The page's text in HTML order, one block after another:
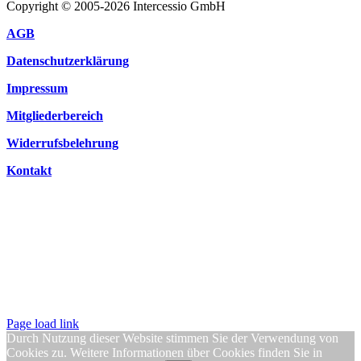
Copyright © 2005-2026 Intercessio GmbH
AGB
Datenschutzerklärung
Impressum
Mitgliederbereich
Widerrufsbelehrung
Kontakt
Page load link
Durch Nutzung dieser Website stimmen Sie der Verwendung von
Cookies zu. Weitere Informationen über Cookies finden Sie in